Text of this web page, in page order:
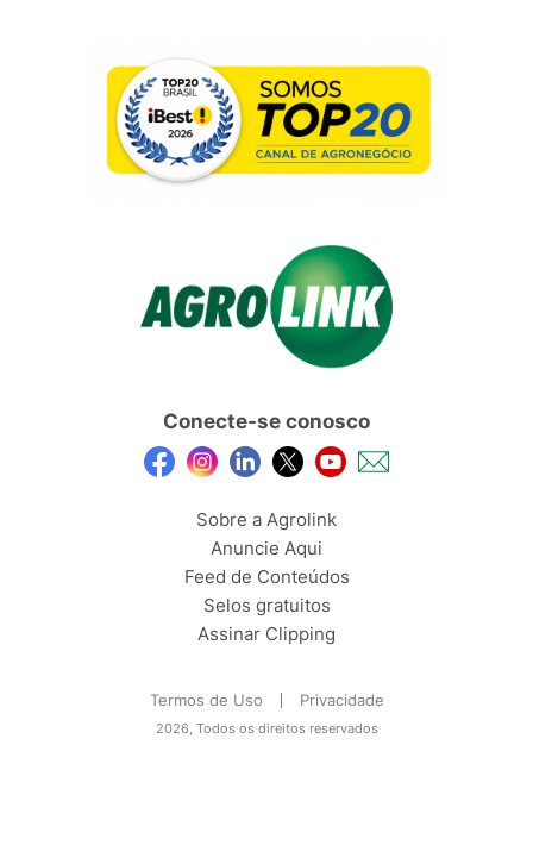
Conecte-se conosco
Sobre a Agrolink
Anuncie Aqui
Feed de Conteúdos
Selos gratuitos
Assinar Clipping
Termos de Uso Privacidade
2026, Todos os direitos reservados